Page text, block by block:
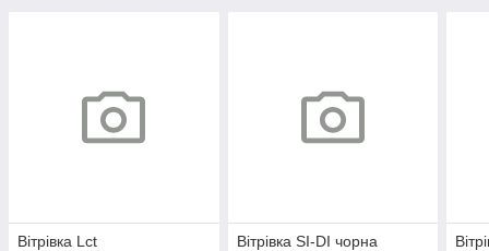
Вітрівка Lct Вітрівка SI-DI чорна